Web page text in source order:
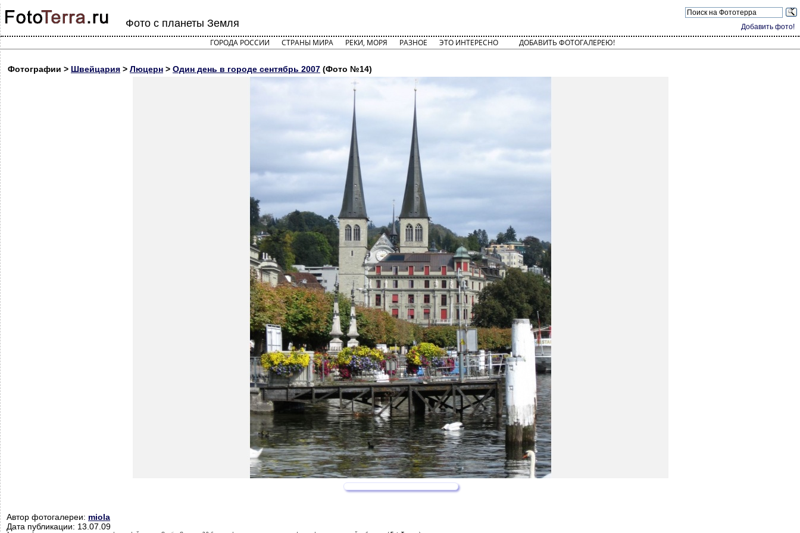
Добавить фото!
Фото с планеты Земля
ГОРОДА РОССИИ СТРАНЫ МИРА РЕКИ, МОРЯ РАЗНОЕ ЭТО ИНТЕРЕСНО ДОБАВИТЬ ФОТОГАЛЕРЕЮ!
Фотографии > Швейцария > Люцерн > Один день в городе сентябрь 2007 (Фото №14)
Автор фотогалереи: miola
Дата публикации: 13.07.09